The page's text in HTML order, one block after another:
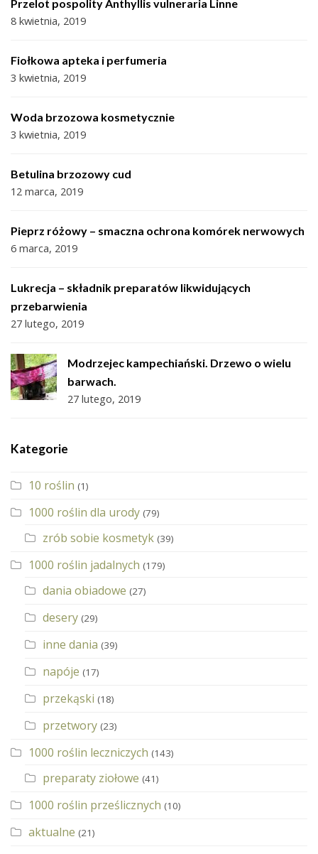
Przelot pospolity Anthyllis vulneraria Linne
8 kwietnia, 2019
Fiołkowa apteka i perfumeria
3 kwietnia, 2019
Woda brzozowa kosmetycznie
3 kwietnia, 2019
Betulina brzozowy cud
12 marca, 2019
Pieprz różowy – smaczna ochrona komórek nerwowych
6 marca, 2019
Lukrecja – składnik preparatów likwidujących
przebarwienia
27 lutego, 2019
Modrzejec kampechiański. Drzewo o wielu
barwach.
27 lutego, 2019
Kategorie
10 roślin (1)
1000 roślin dla urody (79)
zrób sobie kosmetyk (39)
1000 roślin jadalnych (179)
dania obiadowe (27)
desery (29)
inne dania (39)
napóje (17)
przekąski (18)
przetwory (23)
1000 roślin leczniczych (143)
preparaty ziołowe (41)
1000 roślin prześlicznych (10)
aktualne (21)